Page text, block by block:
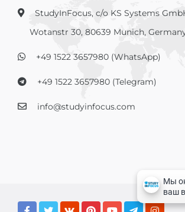
StudyInFocus, c/o KS Systems
Wotanstr 30, 80639 Munich,
+49 1522 3657980 (WhatsApp)
+49 1522 3657980 (Telegram)
info@studyinfocus.com